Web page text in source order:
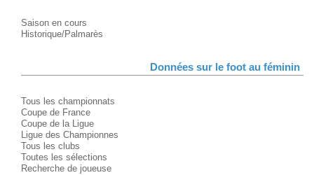
Saison en cours
Historique/Palmarès
Données sur le foot au féminin
Tous les championnats
Coupe de France
Coupe de la Ligue
Ligue des Championnes
Tous les clubs
Toutes les sélections
Recherche de joueuse